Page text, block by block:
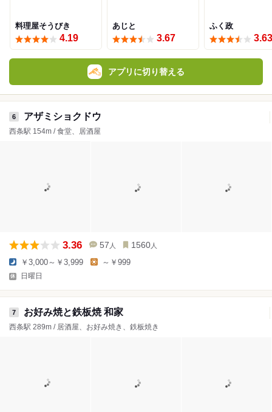
料理屋そうびき
4.19
あじと
3.67
ふく政
3.63
アプリに切り替える
6 アザミショクドウ
西条駅 154m / 食堂、居酒屋
3.36 57 人 1560 人
￥3,000～￥3,999 ～￥999
日曜日
7 お好み焼と鉄板焼 和家
西条駅 289m / 居酒屋、お好み焼き、鉄板焼き